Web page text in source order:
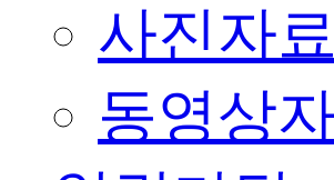
사진자
동영상